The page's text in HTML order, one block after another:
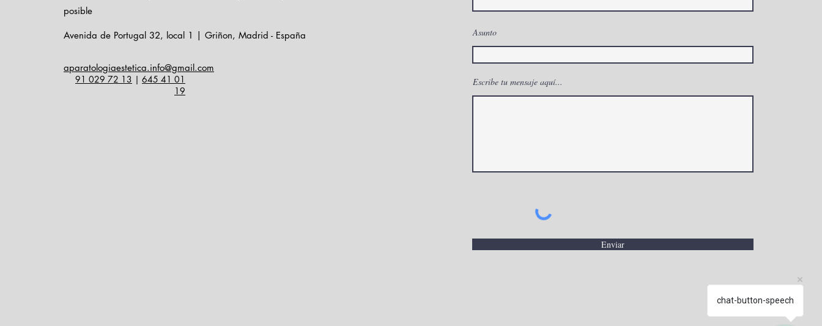
posible
Avenida de Portugal 32, local 1 | Griñon, Madrid - España
aparatologiaestetica.info@gmail.com
91 029 72 13 | 645 41 01
19
Asunto
Escribe tu mensaje aquí...
Enviar
chat-button-speech